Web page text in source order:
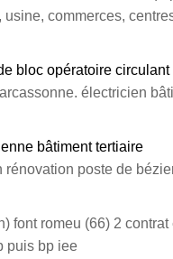
commerces,
bloc opératoire circulant
électricien
bâtiment tertiaire
poste de
font romeu (66) 2
puis bp iee